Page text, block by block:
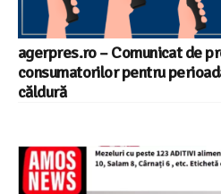
agerpres.ro – Comunicat de
consumatorilor pentru
căldură